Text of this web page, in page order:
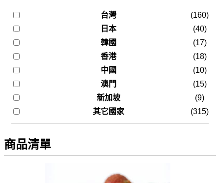
台灣
(160)
日本
(40)
韓國
(17)
香港
(18)
中國
(10)
澳門
(15)
新加坡
(9)
其它國家
(315)
商品清單